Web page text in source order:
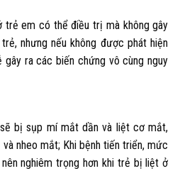
em có thể điều trị mà không gây
nhưng nếu không được phát hiện
ra các biến chứng vô cùng nguy
bị sụp mí mắt dần và liệt cơ mắt,
nheo mắt; Khi bệnh tiến triển, mức
nghiêm trọng hơn khi trẻ bị liệt ở